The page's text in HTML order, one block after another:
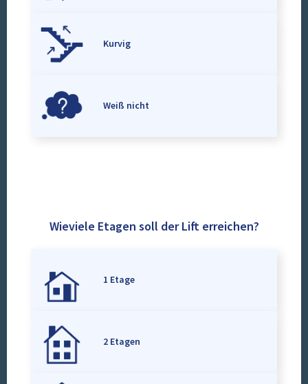
Kurvig
Weiß nicht
Wieviele Etagen soll der Lift erreichen?
1 Etage
2 Etagen